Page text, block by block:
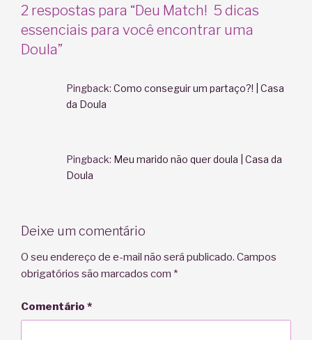
2 respostas para “Deu Match! 5 dicas
essenciais para você encontrar uma
Doula”
Pingback: Como conseguir um partaço?! | Casa
da Doula
Pingback: Meu marido não quer doula | Casa da
Doula
Deixe um comentário
O seu endereço de e-mail não será publicado. Campos
obrigatórios são marcados com *
Comentário *